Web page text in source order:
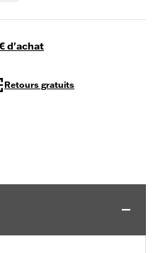
d'achat
Retours gratuits